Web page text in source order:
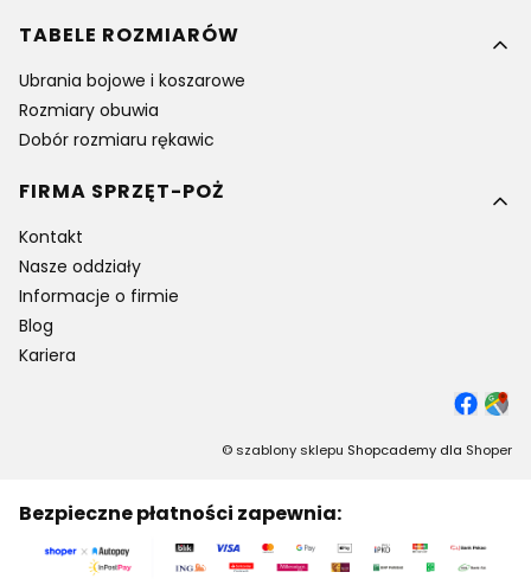
TABELE ROZMIARÓW
Ubrania bojowe i koszarowe
Rozmiary obuwia
Dobór rozmiaru rękawic
FIRMA SPRZĘT-POŻ
Kontakt
Nasze oddziały
Informacje o firmie
Blog
Kariera
© szablony sklepu Shopcademy dla Shoper
Bezpieczne płatności zapewnia: